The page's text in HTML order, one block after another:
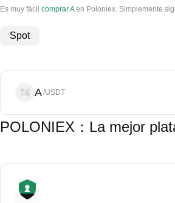
Es muy fácil comprar Aen Poloniex. Simplemente
Spot
A/USDT
POLONIEX：La mejor